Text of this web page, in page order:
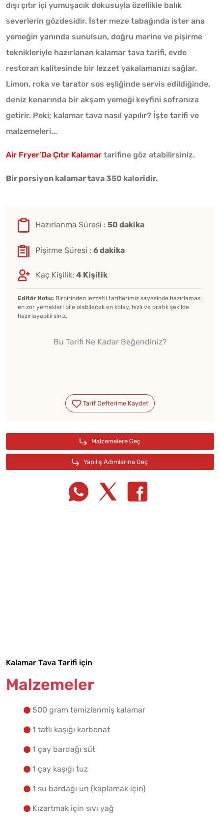
dışı çıtır içi yumuşacık dokusuyla özellikle balık
severlerin gözdesidir. İster meze tabağında ister ana
yemeğin yanında sunulsun, doğru marine ve pişirme
teknikleriyle hazırlanan kalamar tava tarifi, evde
restoran kalitesinde bir lezzet yakalamanızı sağlar.
Limon, roka ve tarator sos eşliğinde servis edildiğinde,
deniz kenarında bir akşam yemeği keyfini sofranıza
getirir. Peki; kalamar tava nasıl yapılır? İşte tarifi ve
malzemeleri...
Air Fryer’Da Çıtır Kalamar tarifine göz atabilirsiniz.
Bir porsiyon kalamar tava 350 kaloridir.
Hazırlanma Süresi : 50 dakika
Pişirme Süresi : 6 dakika
Kaç Kişilik: 4 Kişilik
Editör Notu: Birbirinden lezzetli tariflerimiz sayesinde hazırlaması
en zor yemekleri bile olabilecek en kolay, hızlı ve pratik şekilde
hazırlayabilirsiniz.
Bu Tarifi Ne Kadar Beğendiniz?
Kalamar Tava Tarifi için
Malzemeler
500 gram temizlenmiş kalamar
1 tatlı kaşığı karbonat
1 çay bardağı süt
1 çay kaşığı tuz
1 su bardağı un (kaplamak için)
Kızartmak için sıvı yağ